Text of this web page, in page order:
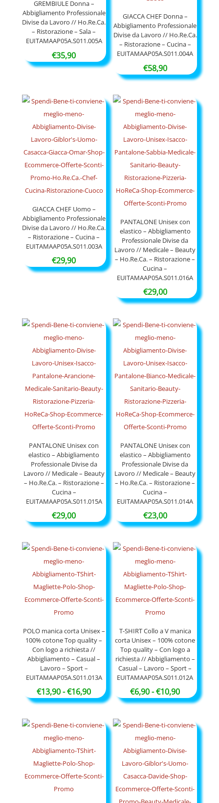
GREMBIULE Donna –
Abbigliamento Professionale
Divise da Lavoro // Ho.Re.Ca.
– Ristorazione – Sala –
EUITAMAAP05A.S011.005A
€35,90
GIACCA CHEF Donna –
Abbigliamento Professionale
Divise da Lavoro // Ho.Re.Ca.
– Ristorazione – Cucina –
EUITAMAAP05A.S011.004A
€58,90
GIACCA CHEF Uomo –
Abbigliamento Professionale
Divise da Lavoro // Ho.Re.Ca.
– Ristorazione – Cucina –
EUITAMAAP05A.S011.003A
€29,90
PANTALONE Unisex con
elastico – Abbigliamento
Professionale Divise da
Lavoro // Medicale – Beauty
– Ho.Re.Ca. – Ristorazione –
Cucina –
EUITAMAAP05A.S011.016A
€29,00
PANTALONE Unisex con
elastico – Abbigliamento
Professionale Divise da
Lavoro // Medicale – Beauty
– Ho.Re.Ca. – Ristorazione –
Cucina –
EUITAMAAP05A.S011.015A
€29,00
PANTALONE Unisex con
elastico – Abbigliamento
Professionale Divise da
Lavoro // Medicale – Beauty
– Ho.Re.Ca. – Ristorazione –
Cucina –
EUITAMAAP05A.S011.014A
€23,00
POLO manica corta Unisex –
100% cotone Top quality –
Con logo a richiesta //
Abbigliamento – Casual –
Lavoro – Sport –
EUITAMAAP05A.S011.013A
€13,90-€16,90Fascia
di
prezzo:
da
a
€16,90
T-SHIRT Collo a V manica
corta Unisex – 100% cotone
Top quality – Con logo a
richiesta // Abbigliamento –
Casual – Lavoro – Sport –
EUITAMAAP05A.S011.012A
€6,90-€10,90Fascia
di
da
a
€10,90